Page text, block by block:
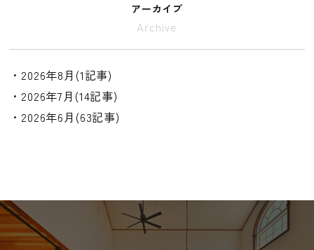
アーカイブ
Archive
・2026年8月(1記事)
・2026年7月(14記事)
・2026年6月(63記事)